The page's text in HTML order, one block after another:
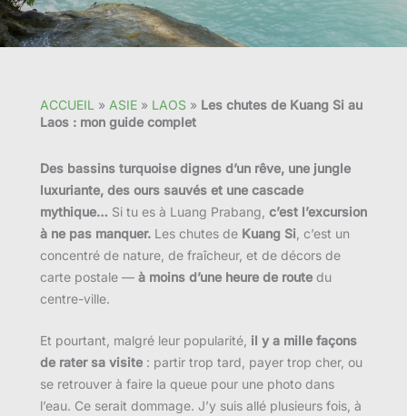
ACCUEIL » ASIE » LAOS » Les chutes de Kuang Si au
Laos : mon guide complet
Des bassins turquoise dignes d’un rêve, une jungle
luxuriante, des ours sauvés et une cascade
mythique… Si tu es à Luang Prabang, c’est l’excursion
à ne pas manquer. Les chutes de Kuang Si , c’est un
concentré de nature, de fraîcheur, et de décors de
carte postale — à moins d’une heure de route du
centre-ville.
Et pourtant, malgré leur popularité, il y a mille façons
de rater sa visite : partir trop tard, payer trop cher, ou
se retrouver à faire la queue pour une photo dans
l’eau. Ce serait dommage. J’y suis allé plusieurs fois, à